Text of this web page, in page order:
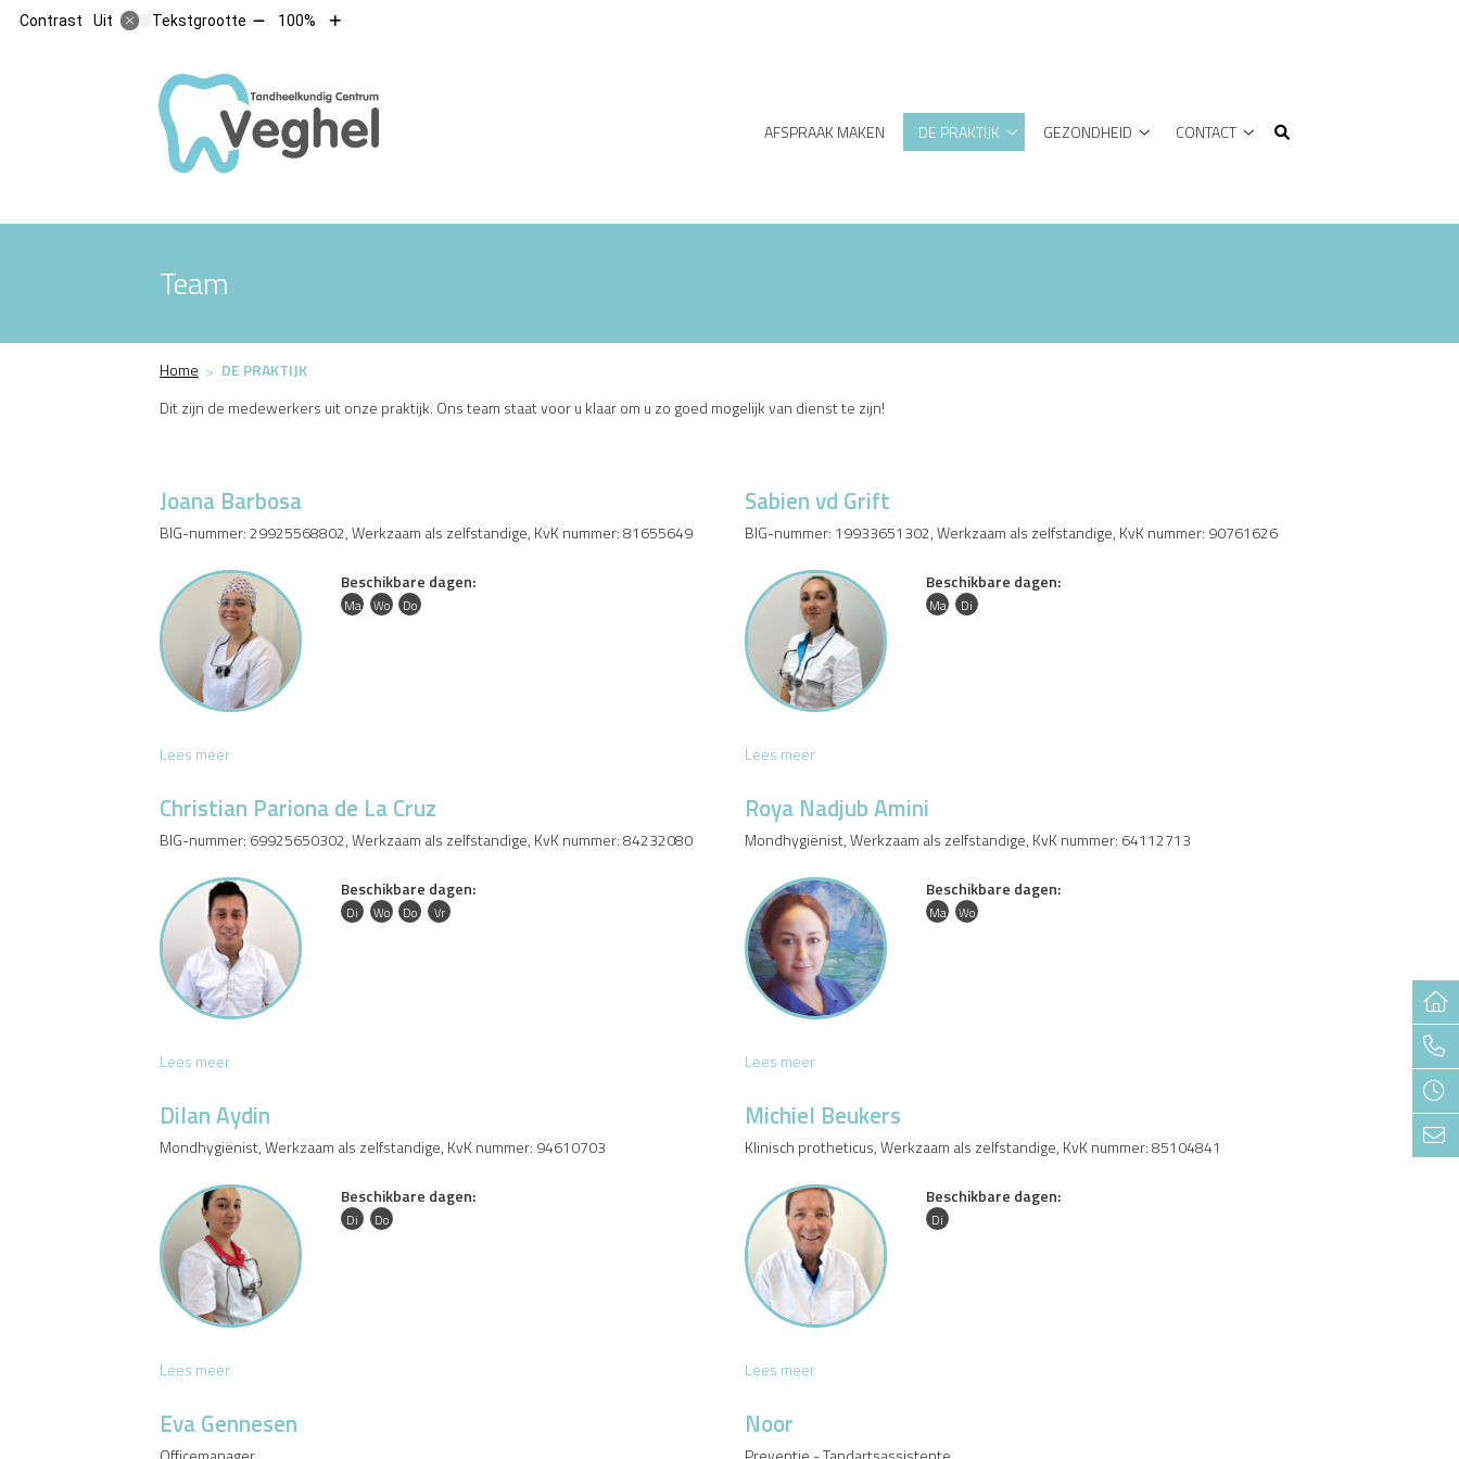
Contrast Uit Tekstgrootte Tekst100%
Tekst
AFSPRAAK MAKEN
DE PRAKTIJK
DE
GEZONDHEID
CONTACT
Team
Home
DE PRAKTIJK
Dit zijn de medewerkers uit onze praktijk. Ons team staat voor u klaar om u zo goed mogelijk van dienst te zijn!
Joana Barbosa
BIG-nummer: 29925568802, Werkzaam als zelfstandige, KvK nummer: 81655649
Beschikbare dagen:
Ma Wo Do
Lees meerJ
n
a
a
r
b
o
s
a
Sabien vd Grift
BIG-nummer: 19933651302, Werkzaam als zelfstandige, KvK nummer: 90761626
Beschikbare dagen:
Ma Di
Lees meerS
i
e
v
d
G
r
i
t
Christian Pariona de La Cruz
BIG-nummer: 69925650302, Werkzaam als zelfstandige, KvK nummer: 84232080
Beschikbare dagen:
Di Wo Do Vr
Lees meerC
r
s
i
a
n
P
a
r
i
d
e
Roya Nadjub Amini
Mondhygiënist, Werkzaam als zelfstandige, KvK nummer: 64112713
Beschikbare dagen:
Ma Wo
Lees meerR
N
d
j
u
b
A
i
Dilan Aydin
Mondhygiënist, Werkzaam als zelfstandige, KvK nummer: 94610703
Beschikbare dagen:
Di Do
Lees meerD
a
Michiel Beukers
Klinisch protheticus, Werkzaam als zelfstandige, KvK nummer: 85104841
Beschikbare dagen:
Di
Lees meerM
Eva Gennesen Noor